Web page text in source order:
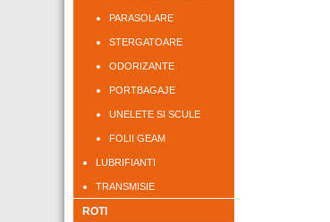
PARASOLARE
STERGATOARE
ODORIZANTE
PORTBAGAJE
UNELETE SI SCULE
FOLII GEAM
LUBRIFIANTI
TRANSMISIE
ROTI